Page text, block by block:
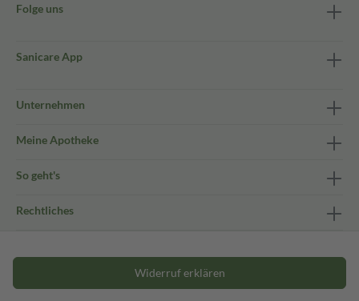
Folge uns
Sanicare App
Unternehmen
Meine Apotheke
So geht's
Rechtliches
Widerruf erklären